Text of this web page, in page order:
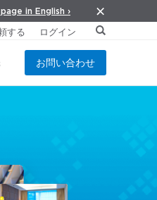
in English ›
お問い合わせ
する ログイン